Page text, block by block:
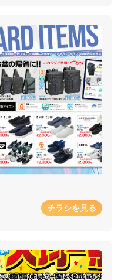
チラシを見る